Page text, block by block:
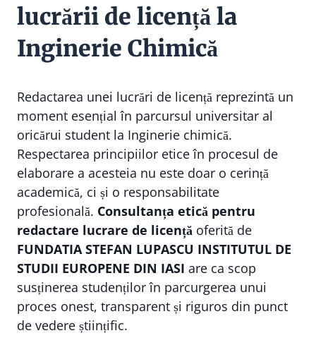
lucrării de licență la
Inginerie Chimică
Redactarea unei lucrări de licență reprezintă un
moment esențial în parcursul universitar al
oricărui student la Inginerie chimică.
Respectarea principiilor etice în procesul de
elaborare a acesteia nu este doar o cerință
academică, ci și o responsabilitate
profesională. Consultanța etică pentru
redactare lucrare de licență oferită de
FUNDATIA STEFAN LUPASCU INSTITUTUL DE
STUDII EUROPENE DIN IASI are ca scop
susținerea studenților în parcurgerea unui
proces onest, transparent și riguros din punct
de vedere științific.